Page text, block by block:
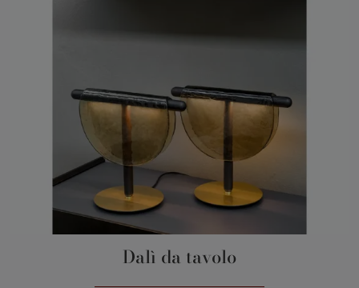
Dalì da tavolo